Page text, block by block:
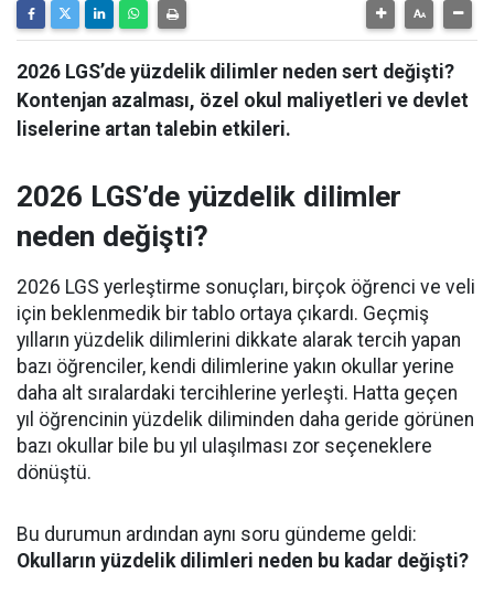
2026 LGS’de yüzdelik dilimler neden sert değişti?
Kontenjan azalması, özel okul maliyetleri ve devlet
liselerine artan talebin etkileri.
2026 LGS’de yüzdelik dilimler
neden değişti?
2026 LGS yerleştirme sonuçları, birçok öğrenci ve veli
için beklenmedik bir tablo ortaya çıkardı. Geçmiş
yılların yüzdelik dilimlerini dikkate alarak tercih yapan
bazı öğrenciler, kendi dilimlerine yakın okullar yerine
daha alt sıralardaki tercihlerine yerleşti. Hatta geçen
yıl öğrencinin yüzdelik diliminden daha geride görünen
bazı okullar bile bu yıl ulaşılması zor seçeneklere
dönüştü.
Bu durumun ardından aynı soru gündeme geldi:
Okulların yüzdelik dilimleri neden bu kadar değişti?